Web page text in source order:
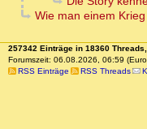
Wie man einem
257342 Einträge in 18360
Forumszeit: 06.08.2026, 06:59
RSS Einträge
RSS Threads